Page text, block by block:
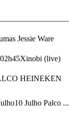
Jessie Ware
(live)
HEINEKEN
Julho Palco ...